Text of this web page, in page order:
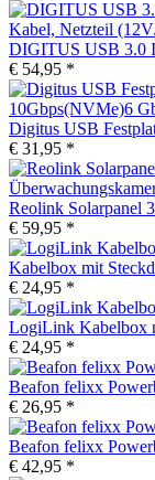
DIGITUS USB 3.0
€ 54,95 *
Digitus USB
€ 31,95 *
Reolink Solarpanel
€ 59,95 *
Kabelbox mit
€ 24,95 *
LogiLink Kabelbox
€ 24,95 *
Beafon felixx
€ 26,95 *
Beafon felixx
€ 42,95 *